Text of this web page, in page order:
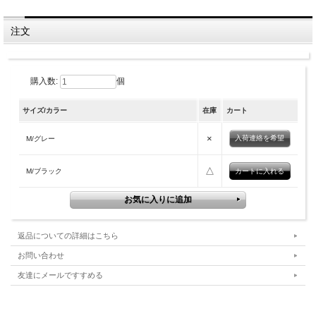
注文
購入数: 個
サイズ/カラー 在庫 カート
M/グレー × 入荷連絡を希望
M/ブラック △
返品についての詳細はこちら
お問い合わせ
友達にメールですすめる